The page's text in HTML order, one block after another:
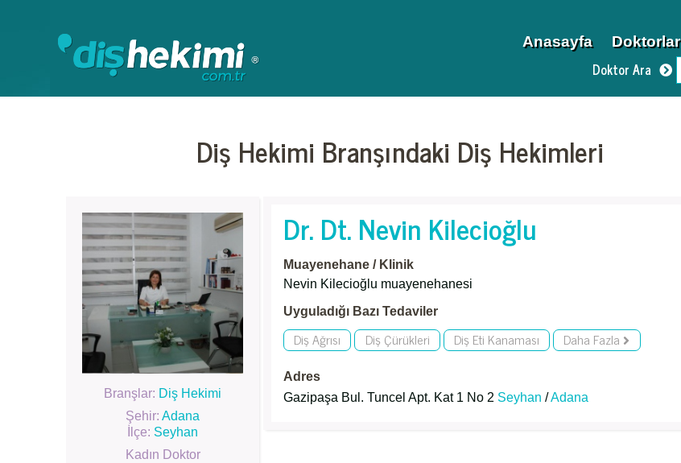
Anasayfa Doktorlar
Doktor Ara
Diş Hekimi Branşındaki Diş Hekimleri
Branşlar: Diş Hekimi
Şehir: Adana
İlçe: Seyhan
Kadın Doktor
Dr. Dt. Nevin Kilecioğlu
Muayenehane / Klinik
Nevin Kilecioğlu muayenehanesi
Uyguladığı Bazı Tedaviler
Diş Ağrısı Diş Çürükleri Diş Eti Kanaması Daha Fazla
Adres
Gazipaşa Bul. Tuncel Apt. Kat 1 No 2 Seyhan /Adana